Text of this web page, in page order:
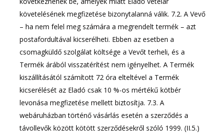
követelésének megfizetése bizonytalanná válik. 7.2. A Vevő
– ha nem felel meg számára a megrendelt termék – azt
postafordultával kicserélheti. Ebben az esetben a
csomagküldő szolgálat költsége a Vevőt terheli, és a
Termék árából visszatérítést nem igényelhet. A Termék
kiszállításától számított 72 óra elteltével a Termék
kicserélését az Eladó csak 10 %-os mértékű kötbér
levonása megfizetése mellett biztosítja. 7.3. A
webáruházban történő vásárlás esetén a szerződés a
távollevők között kötött szerződésekről szóló 1999. (II.5.)